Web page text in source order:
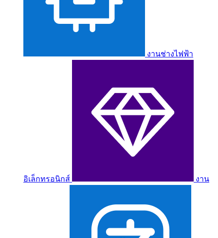
งานช่างไฟฟ้า
อิเล็กทรอนิกส์ งาน